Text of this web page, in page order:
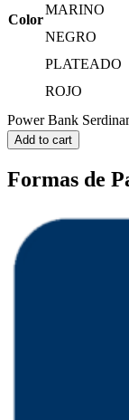
Color
MARINO
NEGRO
PLATEADO
ROJO
Power Bank
Add to cart
Formas de